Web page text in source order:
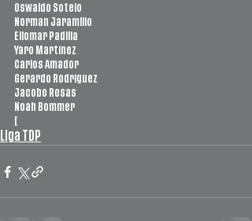
Oswaldo Sotelo
Norman Jaramillo
Eliomar Padilla
Yaro Martínez
Carlos Amador
Gerardo Rodríguez
Jacobo Rosas
Noah Bommer
[
Liga TDP